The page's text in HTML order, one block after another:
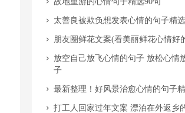
太善良被欺负想发表心情的句子精
朋友圈鲜花文案(看美丽鲜花心情好
放空自己放飞心情的句子 放松心情
子
最新整理！好风景治愈心情的句子
打工人回家过年文案 漂泊在外返乡